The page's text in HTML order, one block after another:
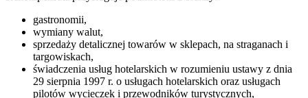
gastronomii,
wymiany walut,
sprzedaży detalicznej towarów w sklepach, na straganach i
targowiskach,
świadczenia usług hotelarskich w rozumieniu ustawy z dnia
29 sierpnia 1997 r. o usługach hotelarskich oraz usługach
pilotów wycieczek i przewodników turystycznych,